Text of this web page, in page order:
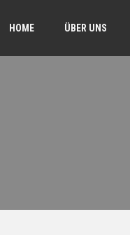
HOME ÜBER UNS